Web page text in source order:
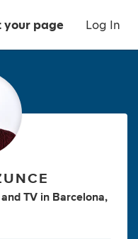
your page Log In
and TV in Barcelona,